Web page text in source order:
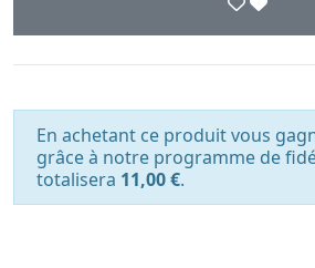
En achetant ce produit vous
grâce à notre programme de
totalisera 11,00 €.